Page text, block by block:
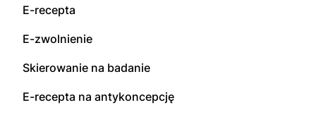
E-recepta
E-zwolnienie
Skierowanie na badanie
E-recepta na antykoncepcję